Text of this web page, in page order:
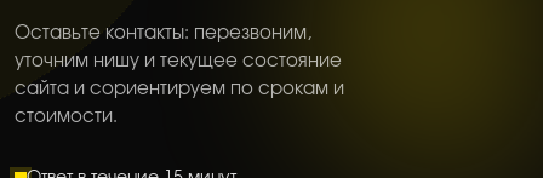
Оставьте контакты: перезвоним,
уточним нишу и текущее состояние
сайта и сориентируем по срокам и
стоимости.